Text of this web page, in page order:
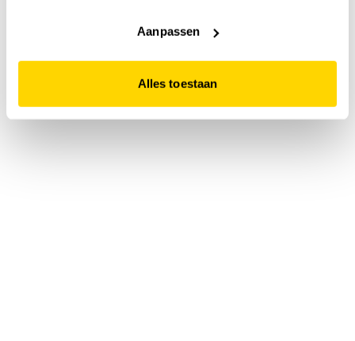
website niet optimaal functioneert.
Aanpassen
Alles toestaan